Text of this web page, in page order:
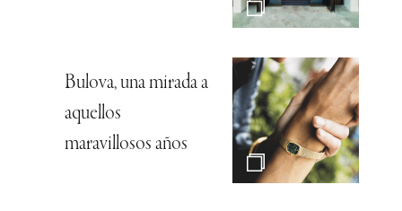
Bulova, una mirada a
aquellos
maravillosos años